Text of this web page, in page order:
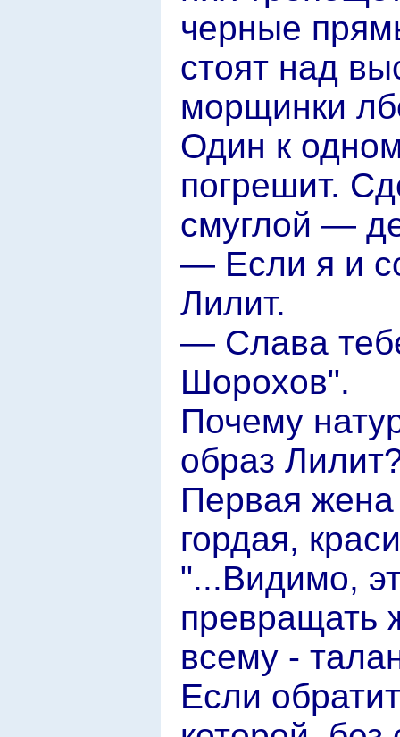
черные
стоят над
морщинки
Один к
погрешит.
смуглой —
— Если я и
Лилит.
— Слава
Шорохов".
Почему
образ
Первая
гордая,
"...Видимо,
превращать
всему -
Если